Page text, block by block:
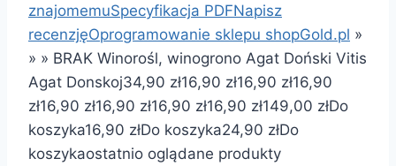
znajomemuSpecyfikacja PDFNapisz
recenzjęOprogramowanie sklepu shopGold.pl »
» » BRAK Winorośl, winogrono Agat Doński Vitis
Agat Donskoj34,90 zł16,90 zł16,90 zł16,90
zł16,90 zł16,90 zł16,90 zł16,90 zł149,00 złDo
koszyka16,90 złDo koszyka24,90 złDo
koszykaostatnio oglądane produkty